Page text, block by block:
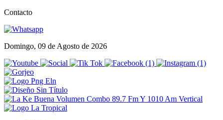
Contacto
Domingo, 09 de Agosto de 2026